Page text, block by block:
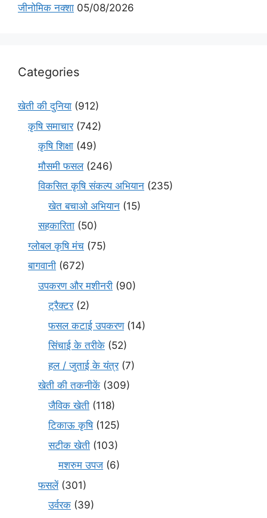
जीनोमिक नक्शा 05/08/2026
Categories
खेती की दुनिया (912)
कृषि समाचार(742)
कृषि शिक्षा (49)
मौसमी फसल(246)
विकसित कृषि संकल्प अभियान (235)
खेत बचाओ अभियान (15)
सहकारिता (50)
ग्लोबल कृषि मंच (75)
बागवानी (672)
उपकरण और मशीनरी (90)
ट्रैक्टर(2)
फसल कटाई उपकरण(14)
सिंचाई के तरीके (52)
हल / जुताई के यंत्र(7)
खेती की तकनीकें (309)
जैविक खेती (118)
टिकाऊ कृषि(125)
सटीक खेती (103)
मशरुम उपज (6)
फसलें(301)
उर्वरक (39)